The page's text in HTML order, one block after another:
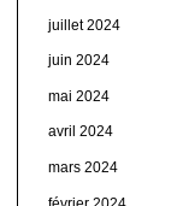
juillet 2024
juin 2024
mai 2024
avril 2024
mars 2024